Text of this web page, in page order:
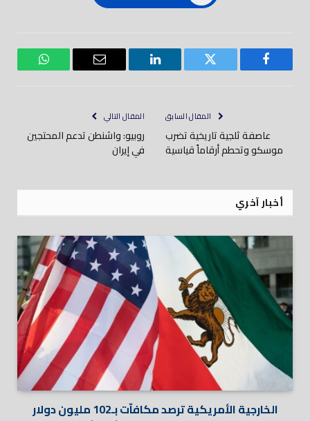
فيسبوك تويتر لينكدود
بريد
واتساب
المقال السابق
عاصفة ثلجية تاريخية تضرب
موسكو وتحطم أرقاماً قياسية
المقال التالي
روبيو: واشنطن تدعم المحتجين
في إيران
أخبار آخري
الخارجية الأمريكية ترصد مكافآت بـ102 مليون دولار